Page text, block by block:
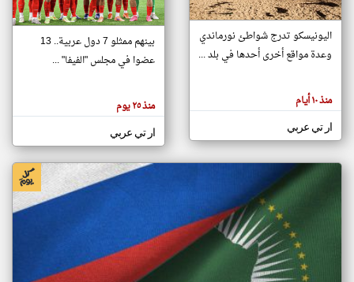
تغيير الدولة
اخبار جزر القمر على مدار الساعة
أهم اخبار جزر القمر العاجلة والمباشرة
هنا عن
وجهة
كاتبيها.
اليونيسكو تدرج شواطئ نورماندي
وعدة مواقع أخرى أحدها في بلد ...
منذ ١٠ أيام
ار تي عربي
بينهم ممثلو 7 دول عربية.. 13
عضوا في مجلس "الفيفا" ...
منذ ٢٥ يوم
ار تي عربي
klyoum.com